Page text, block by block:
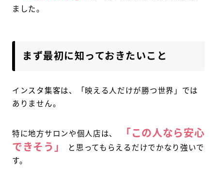
ました。
まず最初に知っておきたいこと
インスタ集客は、「映える人だけが勝つ世界」では
ありません。
特に地方サロンや個人店は、
「この人なら安心
できそう」
と思ってもらえるだけでかなり強いで
す。